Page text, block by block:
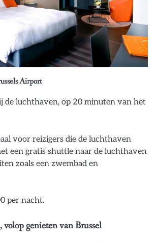
Airport
de luchthaven, op 20 minuten van het
voor reizigers die de luchthaven
een gratis shuttle naar de luchthaven
zoals een zwembad en
per nacht.
genieten van Brussel